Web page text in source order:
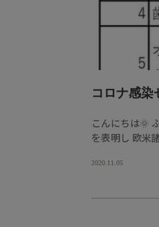
コロナ感染
こんにちは🌞
を表明し 欧米
2020.11.05